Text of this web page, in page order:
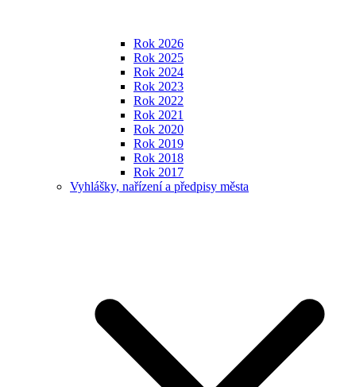
Rok 2026
Rok 2025
Rok 2024
Rok 2023
Rok 2022
Rok 2021
Rok 2020
Rok 2019
Rok 2018
Rok 2017
Vyhlášky, nařízení a předpisy města